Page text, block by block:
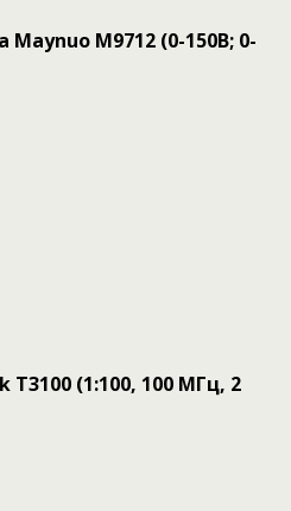
M9712 (0-150В; 0-
(1:100, 100 МГц, 2